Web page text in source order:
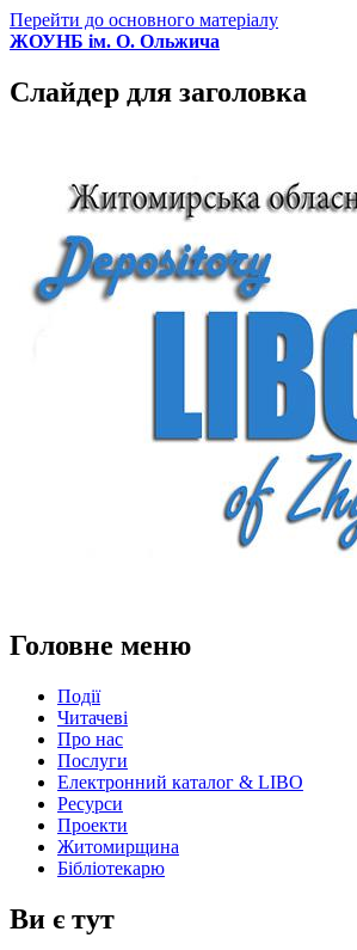
Перейти до основного матеріалу
ЖОУНБ ім. О. Ольжича
Слайдер для заголовка
Головне меню
Події
Читачеві
Про нас
Послуги
Електронний каталог & LIBO
Ресурси
Проекти
Житомирщина
Бібліотекарю
Ви є тут